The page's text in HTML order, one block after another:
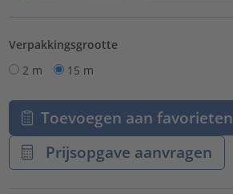
Verpakkingsgrootte
2 m
15 m
Toevoegen aan favorieten
Prijsopgave aanvragen